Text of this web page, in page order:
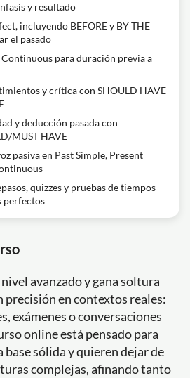
y resultado
incluyendo BEFORE y BY THE
el pasado
Continuous para duración previa a
y crítica con SHOULD HAVE
y deducción pasada con
MUST HAVE
pasiva en Past Simple, Present
quizzes y pruebas de tiempos
perfectos
avanzado y gana soltura
precisión en contextos reales:
exámenes o conversaciones
online está pensado para
base sólida y quieren dejar de
complejas, afinando tanto